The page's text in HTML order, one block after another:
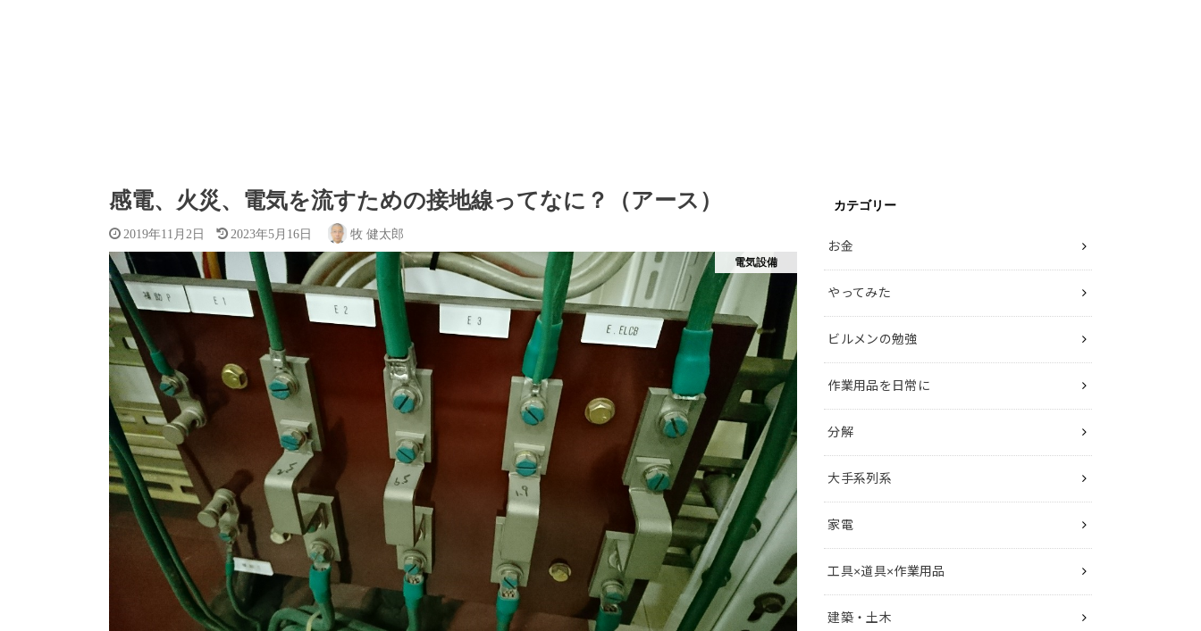
感電、火災、電気を流すための接地線ってなに？（アース）
2019年11月2日 2023年5月16日 牧 健太郎
電気設備
カテゴリー
お金
やってみた
ビルメンの勉強
作業用品を日常に
分解
大手系列系
家電
工具×道具×作業用品
建築・土木